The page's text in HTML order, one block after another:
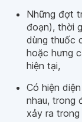
Những đợt
đoạn), thời
dùng thuốc
hoặc hưng
hiện tại,
Có hiện
nhau, trong
xảy ra